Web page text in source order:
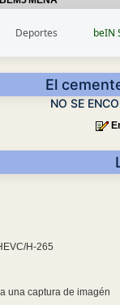
Deportes beIN
El
NO SE
H-265
una captura de imagén